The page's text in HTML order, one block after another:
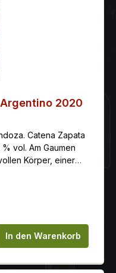
2020
Catena Zapata
vol. Am Gaumen
Körper, einer
einem optimal
und einen
den
In den Warenkorb